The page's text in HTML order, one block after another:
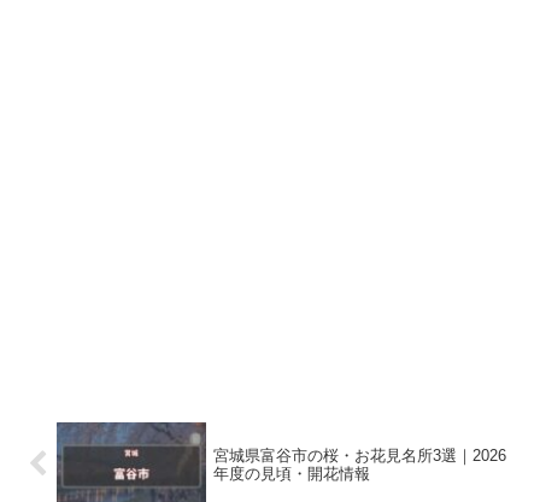
宮城県富谷市の桜・お花見名所3選｜2026
年度の見頃・開花情報